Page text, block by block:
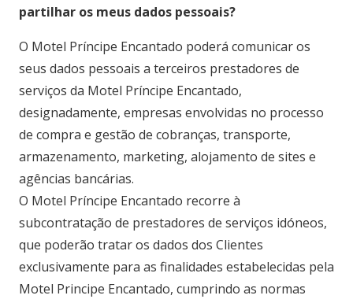
partilhar os meus dados pessoais?
O Motel Príncipe Encantado poderá comunicar os
seus dados pessoais a terceiros prestadores de
serviços da Motel Príncipe Encantado,
designadamente, empresas envolvidas no processo
de compra e gestão de cobranças, transporte,
armazenamento, marketing, alojamento de sites e
agências bancárias.
O Motel Príncipe Encantado recorre à
subcontratação de prestadores de serviços idóneos,
que poderão tratar os dados dos Clientes
exclusivamente para as finalidades estabelecidas pela
Motel Principe Encantado, cumprindo as normas